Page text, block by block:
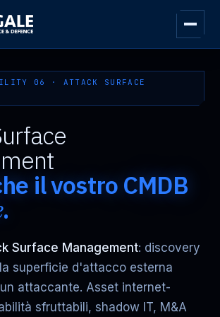
06 · ATTACK SURFACE
il vostro CMDB
.
Surface Management: discovery
superficie d'attacco esterna
attaccante. Asset internet-
sfruttabili, shadow IT, M&A